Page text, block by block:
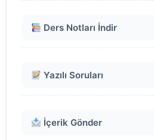
Ders Notları İndir
Yazılı Soruları
İçerik Gönder